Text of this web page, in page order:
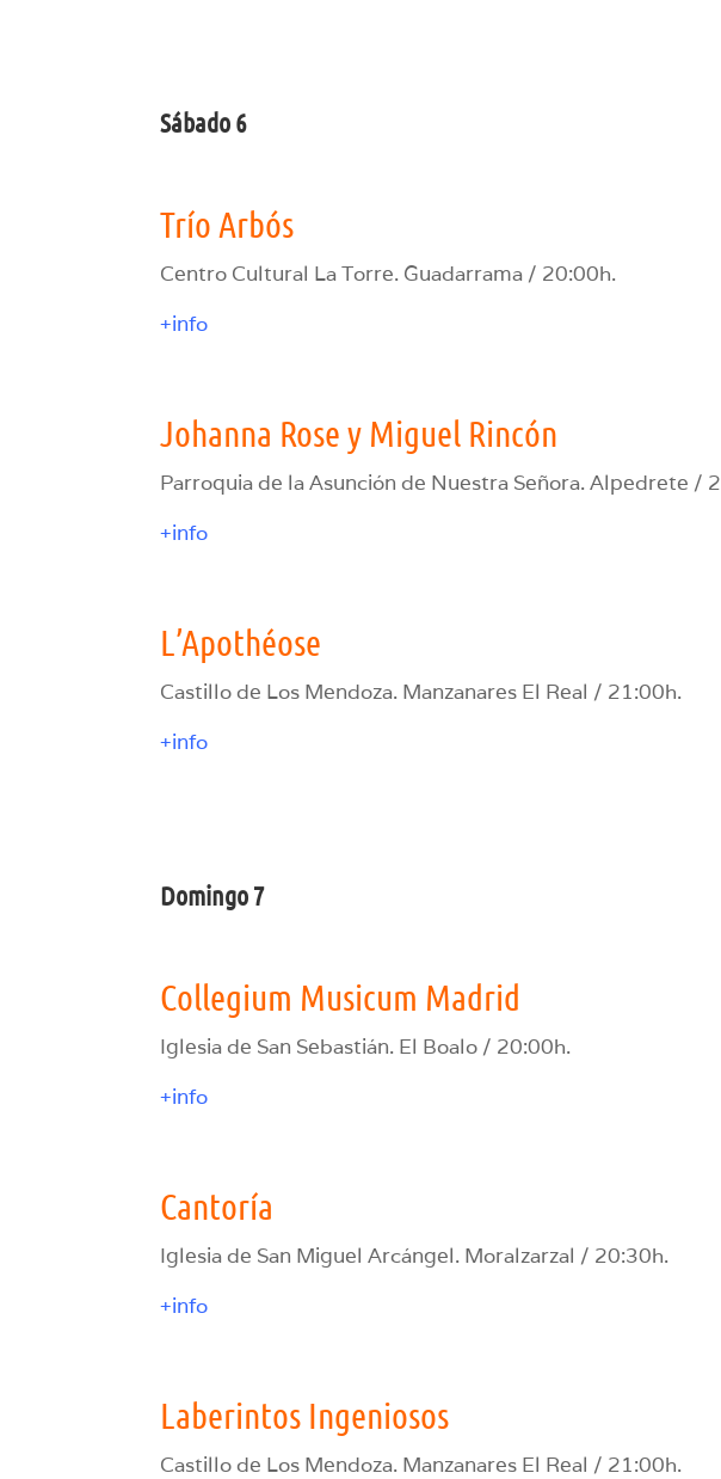
Sábado 6
Trío Arbós
Centro Cultural La Torre. Guadarrama / 20:00h.
+info
Johanna Rose y Miguel Rincón
Parroquia de la Asunción de Nuestra Señora. Alpedrete /
+info
L’Apothéose
Castillo de Los Mendoza. Manzanares El Real / 21:00h.
+info
Domingo 7
Collegium Musicum Madrid
Iglesia de San Sebastián. El Boalo / 20:00h.
+info
Cantoría
Iglesia de San Miguel Arcángel. Moralzarzal / 20:30h.
+info
Laberintos Ingeniosos
Castillo de Los Mendoza. Manzanares El Real / 21:00h.